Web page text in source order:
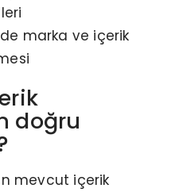
marka ve içerik
doğru
mevcut içerik